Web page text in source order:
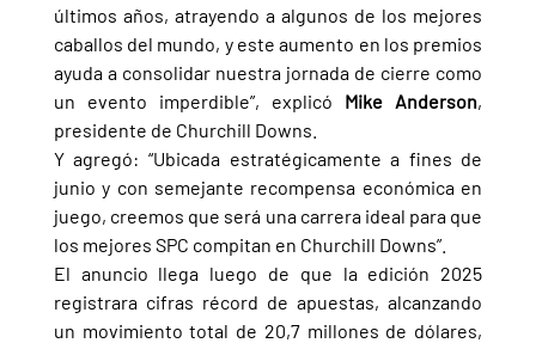
últimos años, atrayendo a algunos de los mejores
caballos del mundo, y este aumento en los premios
ayuda a consolidar nuestra jornada de cierre como
un evento imperdible”, explicó Mike Anderson,
presidente de Churchill Downs.
Y agregó: “Ubicada estratégicamente a fines de
junio y con semejante recompensa económica en
juego, creemos que será una carrera ideal para que
los mejores SPC compitan en Churchill Downs”.
El anuncio llega luego de que la edición 2025
registrara cifras récord de apuestas, alcanzando
un movimiento total de 20,7 millones de dólares,